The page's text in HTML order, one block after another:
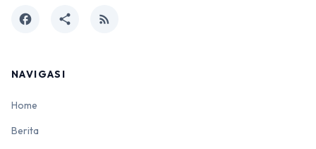
facebook share rss_feed
NAVIGASI
Home
Berita